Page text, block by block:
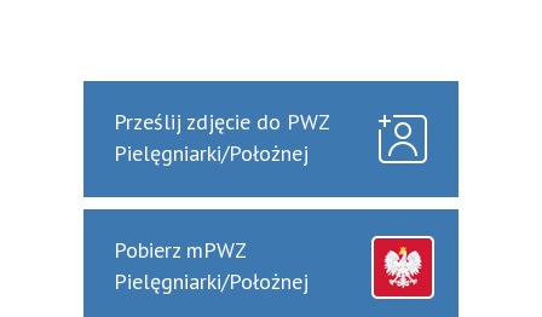
Prześlij zdjęcie do PWZ
Pielęgniarki/Położnej
Pobierz mPWZ
Pielęgniarki/Położnej